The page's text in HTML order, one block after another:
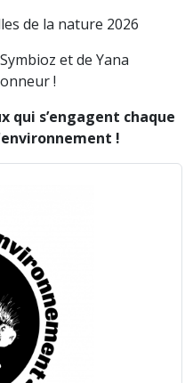
de la nature 2026
et de Yana
!
qui s’engagent chaque
!